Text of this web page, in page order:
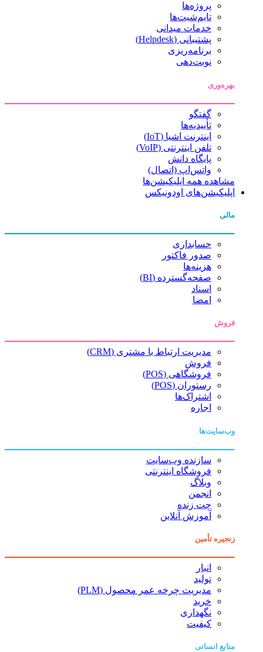
پروژه‌ها
تایم‌شیت‌ها
خدمات میدانی
پشتیبانی (Helpdesk)
برنامه‌ریزی
نوبت‌دهی
بهره‌وری
گفتگو
تأییدیه‌ها
اینترنت اشیا (IoT)
تلفن اینترنتی (VoIP)
پایگاه دانش
واتس‌اپ (اتصال)
مشاهده همه اپلیکیشن‌ها
اپلیکیشن‌های اودونیکس
مالی
حسابداری
صدور فاکتور
هزینه‌ها
صفحه‌گسترده (BI)
اسناد
امضا
فروش
مدیریت ارتباط با مشتری (CRM)
فروش
فروشگاهی (POS)
رستوران (POS)
اشتراک‌ها
اجاره
وب‌سایت‌ها
سازنده وب‌سایت
فروشگاه اینترنتی
وبلاگ
انجمن
چت زنده
آموزش آنلاین
زنجیره تأمین
انبار
تولید
مدیریت چرخه عمر محصول (PLM)
خرید
نگهداری
کیفیت
منابع انسانی